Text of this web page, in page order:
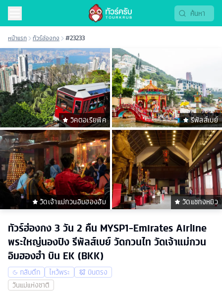
หน้าแรก ทัวร์ฮ่องกง #23233
วิคตอเรียพีค รีพัลส์เบย์
วัดเจ้าแม่กวนอิมฮองฮัม วัดแชกงหมิว
ทัวร์ฮ่องกง 3 วัน 2 คืน MYSP1-Emirates Airline
พระใหญ่นองปิง รีพัลส์เบย์ วัดกวนไท วัดเจ้าแม่กวน
อิมฮองฮำ บิน EK (BKK)
กลับดึก ไหว้พระ
บินตรง
วันแม่แห่งชาติ